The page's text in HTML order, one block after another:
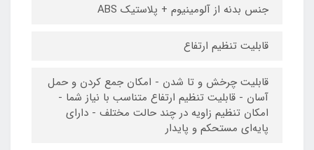
جنس بدنه از آلومینیوم + پلاستیک ABS
قابلیت تنظیم ارتفاع
قابلیت چرخش و تا شدن - امکان جمع کردن و حمل
آسان - قابلیت تنظیم ارتفاع متناسب با نیاز شما -
امکان تنظیم زاویه در چند حالت مختلف - دارای
پایه‌ای مستحکم و پایدار